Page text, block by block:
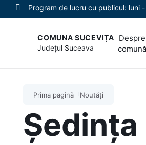
Program de lucru cu publicul: luni
COMUNA SUCEVIȚA
Județul Suceava
Despre
comună
Prima pagină Noutăți
Ședința